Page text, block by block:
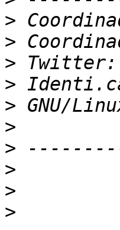
>
>
>
>
>
>
>
>
>
>